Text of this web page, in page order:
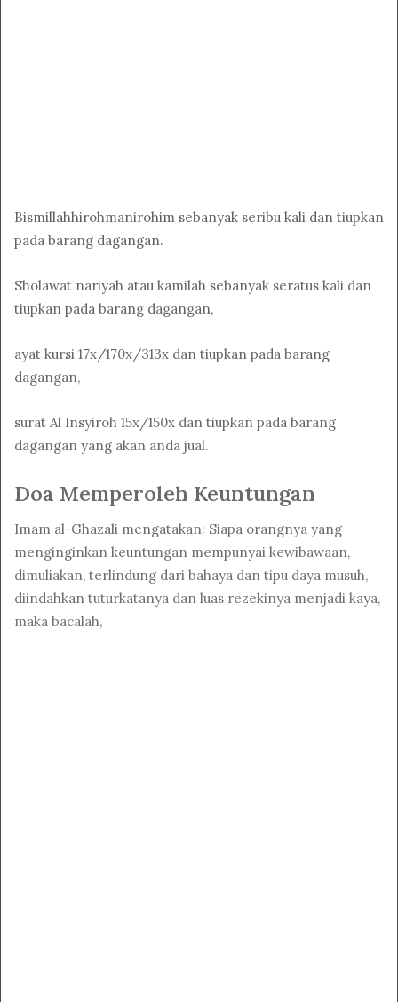
Bismillahhirohmanirohim sebanyak seribu kali dan tiupkan
pada barang dagangan.
Sholawat nariyah atau kamilah sebanyak seratus kali dan
tiupkan pada barang dagangan,
ayat kursi 17x/170x/313x dan tiupkan pada barang
dagangan,
surat Al Insyiroh 15x/150x dan tiupkan pada barang
dagangan yang akan anda jual.
Doa Memperoleh Keuntungan
Imam al-Ghazali mengatakan: Siapa orangnya yang
menginginkan keuntungan mempunyai kewibawaan,
dimuliakan, terlindung dari bahaya dan tipu daya musuh,
diindahkan tuturkatanya dan luas rezekinya menjadi kaya,
maka bacalah,